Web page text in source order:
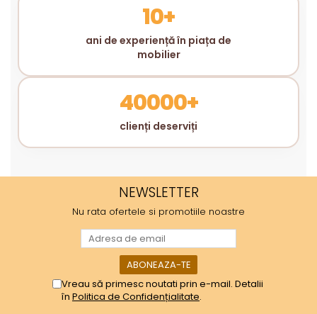
10+
ani de experiență în piața de
mobilier
40000+
clienți deserviți
NEWSLETTER
Nu rata ofertele si promotiile noastre
Vreau să primesc noutati prin e-mail. Detalii
în Politica de Confidențialitate.